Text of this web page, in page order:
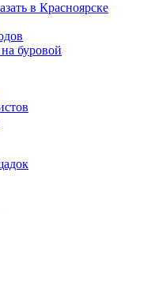
в Красноярске
буровой